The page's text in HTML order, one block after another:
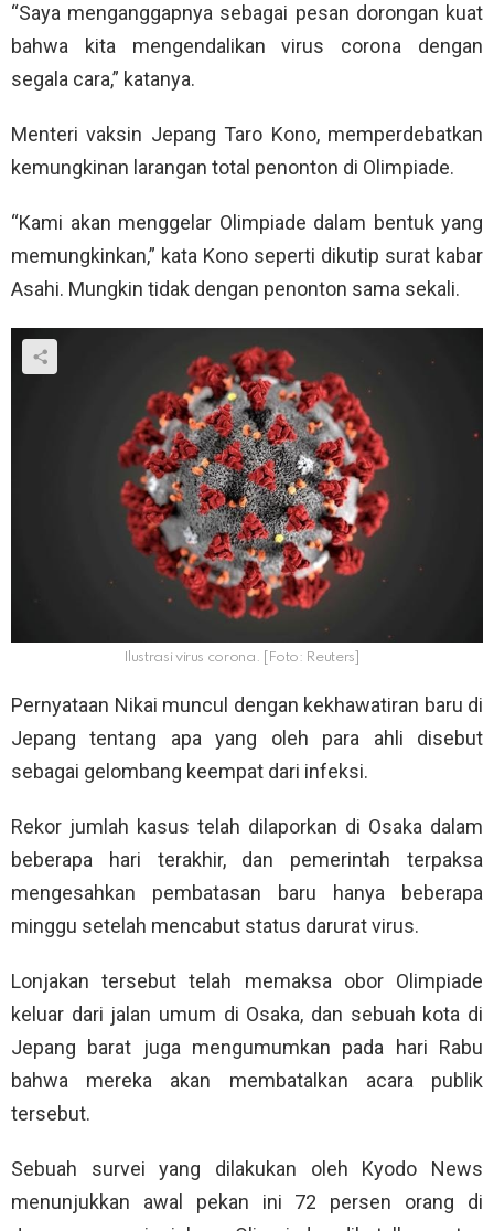
“Saya menganggapnya sebagai pesan dorongan kuat
bahwa kita mengendalikan virus corona dengan
segala cara,” katanya.
Menteri vaksin Jepang Taro Kono, memperdebatkan
kemungkinan larangan total penonton di Olimpiade.
“Kami akan menggelar Olimpiade dalam bentuk yang
memungkinkan,” kata Kono seperti dikutip surat kabar
Asahi. Mungkin tidak dengan penonton sama sekali.
Ilustrasi virus corona. [Foto: Reuters]
Pernyataan Nikai muncul dengan kekhawatiran baru di
Jepang tentang apa yang oleh para ahli disebut
sebagai gelombang keempat dari infeksi.
Rekor jumlah kasus telah dilaporkan di Osaka dalam
beberapa hari terakhir, dan pemerintah terpaksa
mengesahkan pembatasan baru hanya beberapa
minggu setelah mencabut status darurat virus.
Lonjakan tersebut telah memaksa obor Olimpiade
keluar dari jalan umum di Osaka, dan sebuah kota di
Jepang barat juga mengumumkan pada hari Rabu
bahwa mereka akan membatalkan acara publik
tersebut.
Sebuah survei yang dilakukan oleh Kyodo News
menunjukkan awal pekan ini 72 persen orang di